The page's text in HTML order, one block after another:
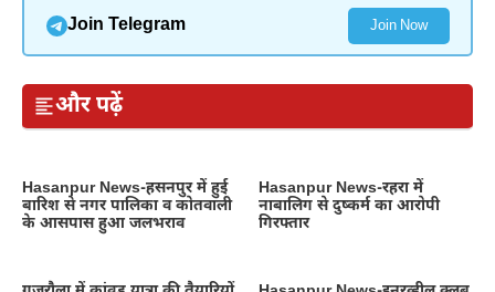
Join Telegram Join Now
और पढ़ें
Hasanpur News-हसनपुर में हुई
बारिश से नगर पालिका व कोतवाली
के आसपास हुआ जलभराव
Hasanpur News-रहरा में
नाबालिग से दुष्कर्म का आरोपी
गिरफ्तार